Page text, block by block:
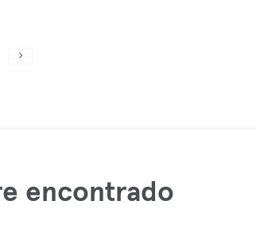
encontrado